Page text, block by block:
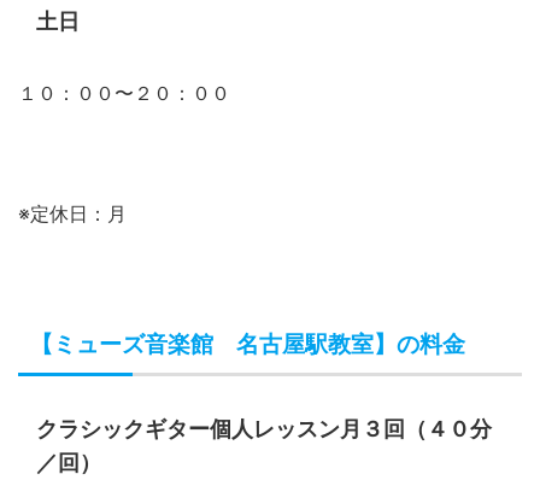
土日
１０：００〜２０：００
※定休日：月
【ミューズ音楽館 名古屋駅教室】の料金
クラシックギター個人レッスン月３回（４０分
／回）